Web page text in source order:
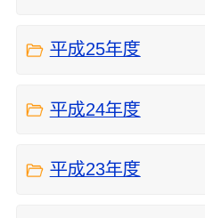
平成25年度
平成24年度
平成23年度